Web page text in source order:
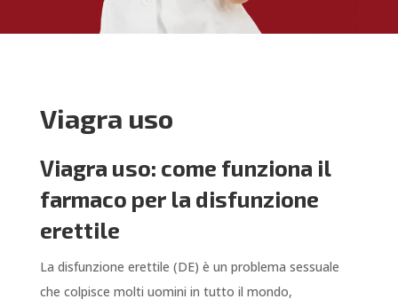
Viagra uso
Viagra uso: come funziona il
farmaco per la disfunzione
erettile
La disfunzione erettile (DE) è un problema sessuale
che colpisce molti uomini in tutto il mondo,